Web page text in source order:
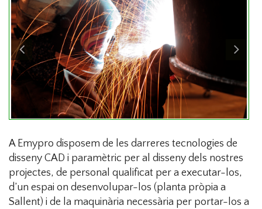
A Emypro disposem de les darreres tecnologies de
disseny CAD i paramètric per al disseny dels nostres
projectes, de personal qualificat per a executar-los,
d’un espai on desenvolupar-los (planta pròpia a
Sallent) i de la maquinària necessària per portar-los a